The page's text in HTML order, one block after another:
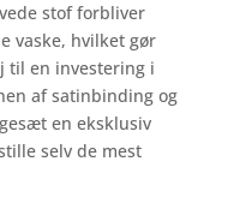
stof forbliver
vaske, hvilket gør
til en investering i
af satinbinding og
en eksklusiv
selv de mest